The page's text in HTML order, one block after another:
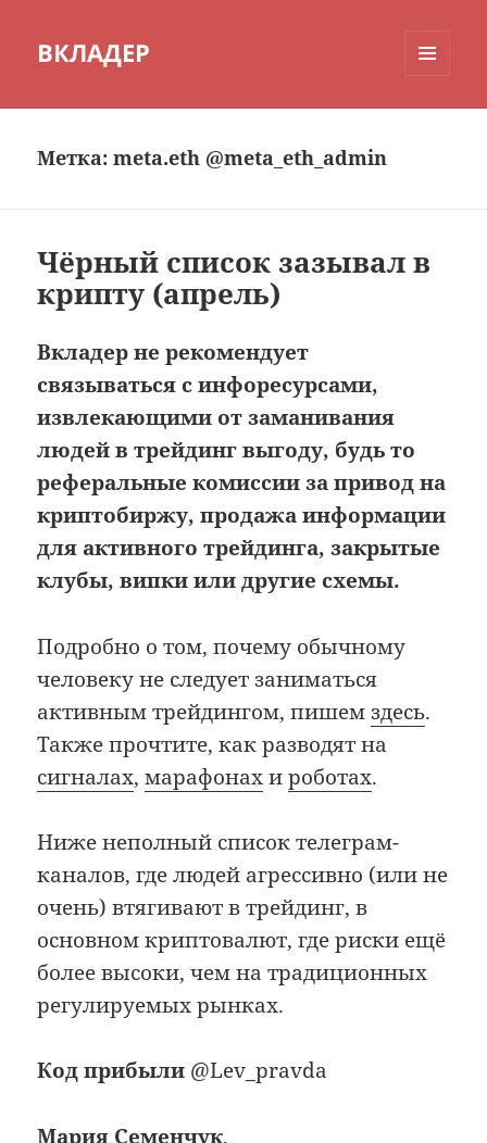
ВКЛАДЕР
Метка:meta.eth @meta_eth_admin
Чёрный список зазывал в
крипту (апрель)
Вкладер не рекомендует
связываться с инфоресурсами,
извлекающими от заманивания
людей в трейдинг выгоду, будь то
реферальные комиссии за привод на
криптобиржу, продажа информации
для активного трейдинга, закрытые
клубы, випки или другие схемы.
Подробно о том, почему обычному
человеку не следует заниматься
активным трейдингом, пишемздесь.
Также прочтите, как разводят на
сигналах,марафонахироботах.
Ниже неполный список телеграм-
каналов, где людей агрессивно (или не
очень) втягивают в трейдинг, в
основном криптовалют, где риски ещё
более высоки, чем на традиционных
регулируемых рынках.
Код прибыли @Lev_pravda
Мария Семенчук,